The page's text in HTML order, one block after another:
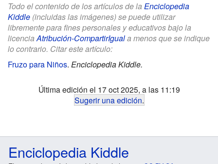
Todo el contenido de los artículos de la Enciclopedia
Kiddle (incluidas las imágenes) se puede utilizar
libremente para fines personales y educativos bajo la
licenciaAtribución-CompartirIguala menos que se indique
lo contrario. Citar este artículo:
Fruzo para Niños. Enciclopedia Kiddle.
Última edición el 17 oct 2025, a las 11:19
Sugerir una edición.
Enciclopedia Kiddle